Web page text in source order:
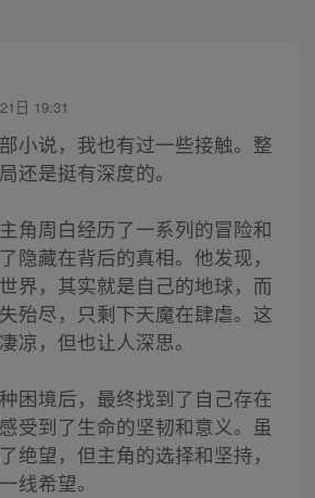
日 19:31
小说，我也有过一些接触。整
还是挺有深度的。
角周白经历了一系列的冒险和
隐藏在背后的真相。他发现，
界，其实就是自己的地球，而
殆尽，只剩下天魔在肆虐。这
凉，但也让人深思。
困境后，最终找到了自己存在
受到了生命的坚韧和意义。虽
绝望，但主角的选择和坚持，
线希望。